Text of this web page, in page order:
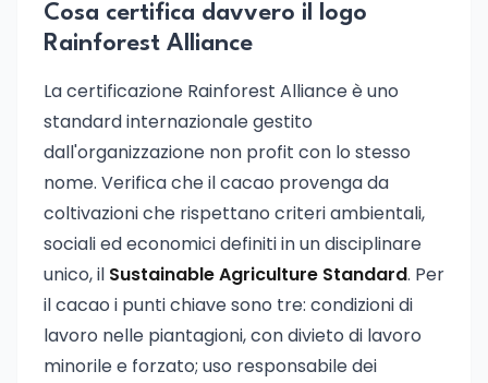
Cosa certifica davvero il logo
Rainforest Alliance
La certificazione Rainforest Alliance è uno
standard internazionale gestito
dall'organizzazione non profit con lo stesso
nome. Verifica che il cacao provenga da
coltivazioni che rispettano criteri ambientali,
sociali ed economici definiti in un disciplinare
unico, il Sustainable Agriculture Standard. Per
il cacao i punti chiave sono tre: condizioni di
lavoro nelle piantagioni, con divieto di lavoro
minorile e forzato; uso responsabile dei